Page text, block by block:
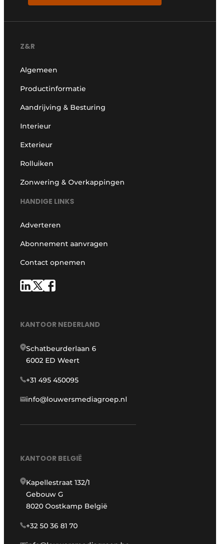
Z&R
Algemeen
Productinformatie
Aandrijving & Besturing
Interieur
Exterieur
Rolluiken
Zonwering & Overkappingen
HANDIGE LINKS
Adverteren
Abonnement aanvragen
Contact opnemen
KANTOOR NEDERLAND
Schatbeurderlaan 6
6002 ED Weert
+31 495 450095
info@louwersmediagroep.nl
KANTOOR BELGIË
Kapellestraat 132/1
Gebouw G
8020 Oostkamp België
+32 50 36 81 70